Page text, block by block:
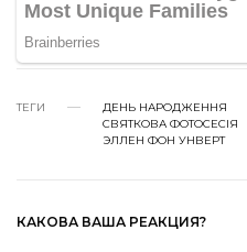
ТЕГИ ДЕНЬ НАРОДЖЕННЯ
СВЯТКОВА ФОТОСЕСІЯ
ЭЛЛЕН ФОН УНВЕРТ
КАКОВА ВАША РЕАКЦИЯ?